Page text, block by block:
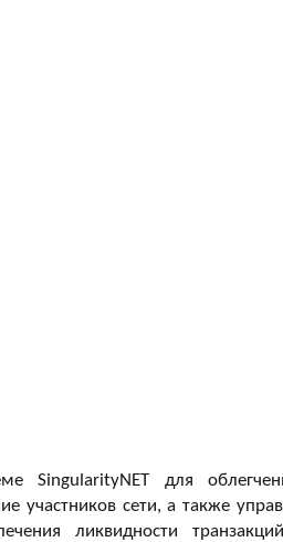
SingularityNET для
участников сети, а также
ликвидности